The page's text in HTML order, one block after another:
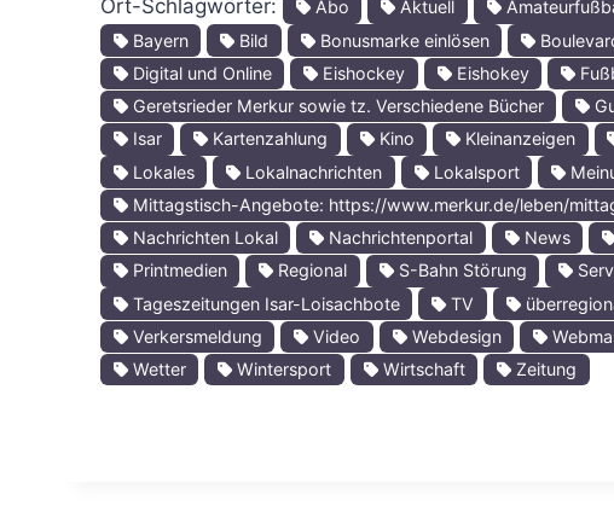
Ort-Schlagwörter: Abo Aktuell
Bayern
Bild Bonusmarke einlösen
Digital und Online
Eishockey Eishokey
Geretsrieder Merkur sowie tz. Verschiedene Bücher
Isar
Kartenzahlung Kino Kleinanzeigen
Lokales
Lokalnachrichten Lokalsport
Mittagstisch-Angebote: https://www.merkur.de/leben/
Nachrichten Lokal
Nachrichtenportal News
Printmedien
Regional S-Bahn Störung
Tageszeitungen Isar-Loisachbote
TV
Verkersmeldung
Video Webdesign
Wetter
Wintersport Wirtschaft Zeitung